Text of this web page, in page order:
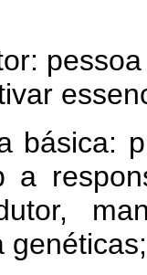
a
genéticas;